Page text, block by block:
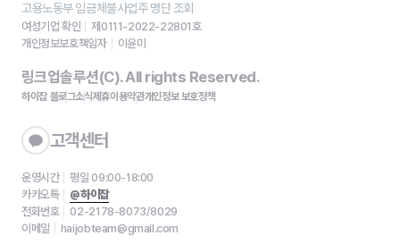
고용노동부 임금체불사업주 명단 조회
여성기업 확인
제0111-2022-22801호
개인정보보호책임자
이윤미
링크업솔루션(C). All rights Reserved.
하이잡 블로그소식제휴이용약관개인정보 보호정책
고객센터
운영시간
평일 09:00-18:00
카카오톡
@하이잡
전화번호
02-2178-8073/8029
이메일
haijobteam@gmail.com